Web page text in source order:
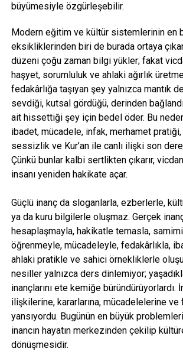
büyümesiyle özgürleşebilir.
Modern eğitim ve kültür sistemlerinin en
eksikliklerinden biri de burada ortaya
düzeni çoğu zaman bilgi yükler; fakat
haşyet, sorumluluk ve ahlaki ağırlık
fedakârlığa taşıyan şey yalnızca mantık
sevdiği, kutsal gördüğü, derinden
ait hissettiği şey için bedel öder. Bu
ibadet, mücadele, infak, merhamet pratiği,
sessizlik ve Kur’an ile canlı ilişki son
Çünkü bunlar kalbi sertlikten çıkarır,
insanı yeniden hakikate açar.
Güçlü inanç da sloganlarla, ezberlerle,
ya da kuru bilgilerle oluşmaz. Gerçek
hesaplaşmayla, hakikatle temasla,
öğrenmeyle, mücadeleyle, fedakârlıkla,
ahlaki pratikle ve sahici örnekliklerle
nesiller yalnızca ders dinlemiyor;
inançlarını ete kemiğe büründürüyorlardı.
ilişkilerine, kararlarına, mücadelelerine ve
yansıyordu. Bugünün en büyük
inancın hayatın merkezinden çekilip
dönüşmesidir.